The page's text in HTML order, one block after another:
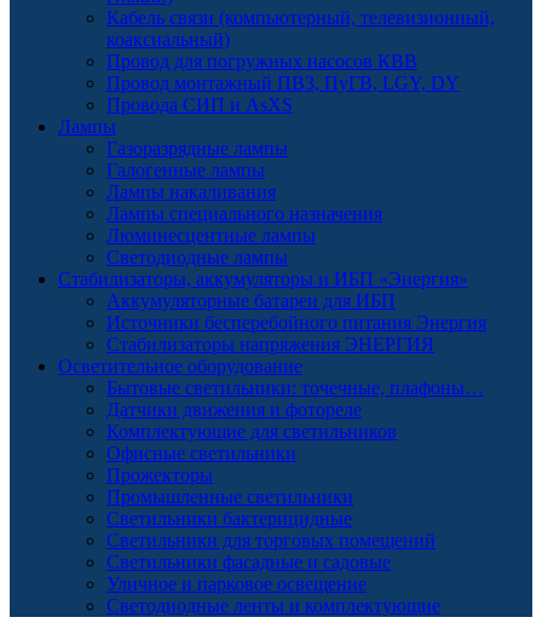
Кабель связи (компьютерный, телевизионный,
коаксиальный)
Провод для погружных насосов КВВ
Провод монтажный ПВЗ, ПуГВ, LGY, DY
Провода СИП и AsXS
Лампы
Газоразрядные лампы
Галогенные лампы
Лампы накаливания
Лампы специального назначения
Люминесцентные лампы
Светодиодные лампы
Стабилизаторы, аккумуляторы и ИБП «Энергия»
Аккумуляторные батареи для ИБП
Источники бесперебойного питания Энергия
Стабилизаторы напряжения ЭНЕРГИЯ
Осветительное оборудование
Бытовые светильники: точечные, плафоны…
Датчики движения и фотореле
Комплектующие для светильников
Офисные светильники
Прожекторы
Промышленные светильники
Светильники бактерицидные
Светильники для торговых помещений
Светильники фасадные и садовые
Уличное и парковое освещение
Светодиодные ленты и комплектующие